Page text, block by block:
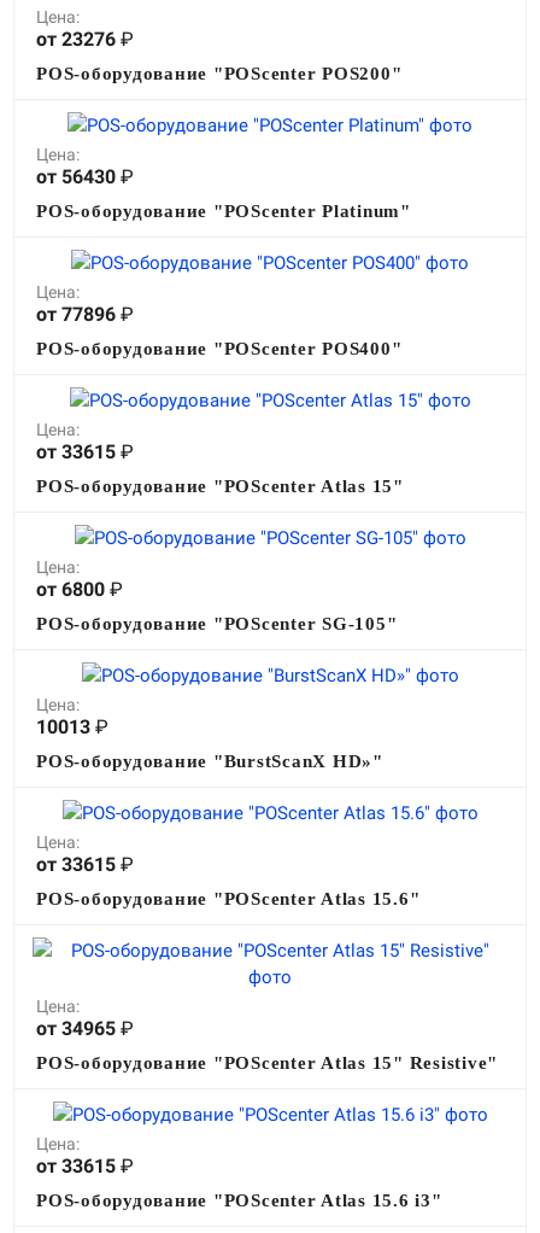
Цена:
от 23276 ₽
POS-оборудование "POScenter POS200"
Цена:
от 56430 ₽
POS-оборудование "POScenter Platinum"
Цена:
от 77896 ₽
POS-оборудование "POScenter POS400"
Цена:
от 33615 ₽
POS-оборудование "POScenter Atlas 15"
Цена:
от 6800 ₽
POS-оборудование "POScenter SG-105"
Цена:
10013 ₽
POS-оборудование "BurstScanX HD»"
Цена:
от 33615 ₽
POS-оборудование "POScenter Atlas 15.6"
Цена:
от 34965 ₽
POS-оборудование "POScenter Atlas 15" Resistive"
Цена:
от 33615 ₽
POS-оборудование "POScenter Atlas 15.6 i3"